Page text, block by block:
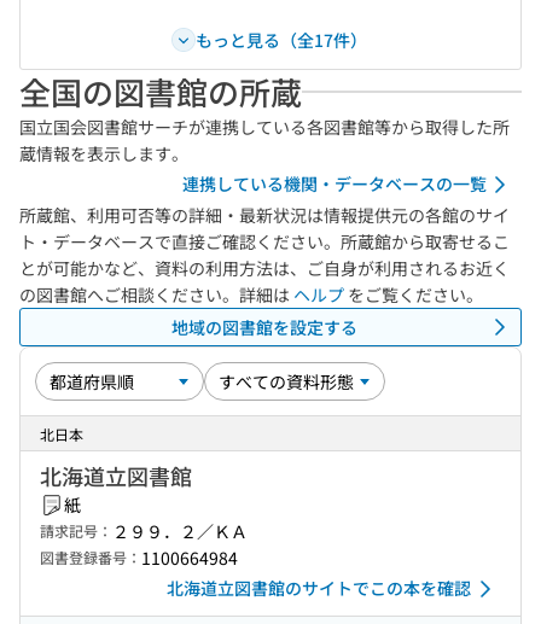
もっと見る（全17件）
全国の図書館の所蔵
国立国会図書館サーチが連携している各図書館等から取得した所
蔵情報を表示します。
連携している機関・データベースの一覧
所蔵館、利用可否等の詳細・最新状況は情報提供元の各館のサイ
ト・データベースで直接ご確認ください。所蔵館から取寄せるこ
とが可能かなど、資料の利用方法は、ご自身が利用されるお近く
の図書館へご相談ください。詳細は ヘルプ をご覧ください。
地域の図書館を設定する
北日本
北海道立図書館
紙
請求記号： ２９９．２／ＫＡ
図書登録番号： 1100664984
北海道立図書館のサイトでこの本を確認